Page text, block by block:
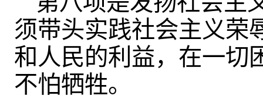
须带头实践社会主义荣
和人民的利益，在一切
不怕牺牲。